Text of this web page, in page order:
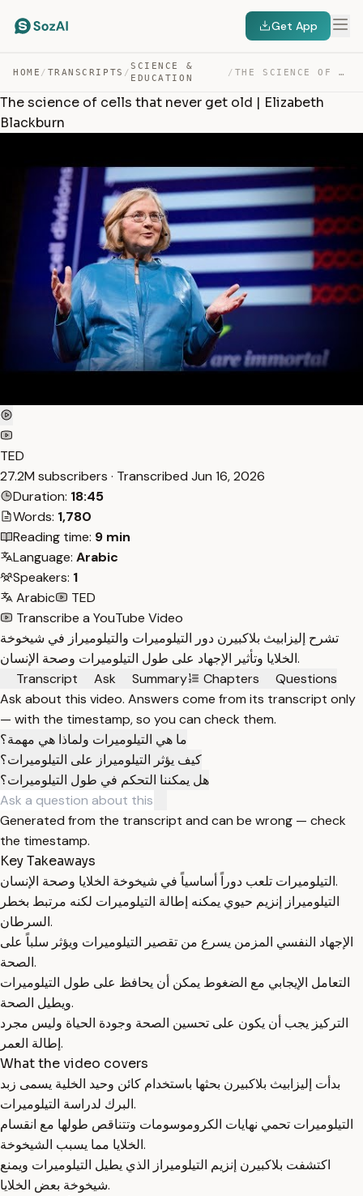
Get App
HOME / TRANSCRIPTS /
SCIENCE &
EDUCATION
/ THE SCIENCE OF CELLS THAT NEVER GET OLD | ELIZABETH BLA… — TRANSCRIPT
The science of cells that never get old | Elizabeth
Blackburn
TED
27.2M subscribers · Transcribed Jun 16, 2026
Duration: 18:45
Words: 1,780
Reading time: 9 min
Language: Arabic
Speakers: 1
Arabic
TED
Transcribe a YouTube Video
تشرح إليزابيث بلاكبيرن دور التيلوميرات والتيلوميراز في شيخوخة
الخلايا وتأثير الإجهاد على طول التيلوميرات وصحة الإنسان.
Transcript
Ask Summary Chapters
Questions
Ask about this video. Answers come from its transcript only
— with the timestamp, so you can check them.
ما هي التيلوميرات ولماذا هي مهمة؟
كيف يؤثر التيلوميراز على التيلوميرات؟
هل يمكننا التحكم في طول التيلوميرات؟
Generated from the transcript and can be wrong — check
the timestamp.
Key Takeaways
التيلوميرات تلعب دوراً أساسياً في شيخوخة الخلايا وصحة الإنسان.
التيلوميراز إنزيم حيوي يمكنه إطالة التيلوميرات لكنه مرتبط بخطر
السرطان.
الإجهاد النفسي المزمن يسرع من تقصير التيلوميرات ويؤثر سلباً على
الصحة.
التعامل الإيجابي مع الضغوط يمكن أن يحافظ على طول التيلوميرات
ويطيل الصحة.
التركيز يجب أن يكون على تحسين الصحة وجودة الحياة وليس مجرد
إطالة العمر.
What the video covers
بدأت إليزابيث بلاكبيرن بحثها باستخدام كائن وحيد الخلية يسمى زبد
البرك لدراسة التيلوميرات.
التيلوميرات تحمي نهايات الكروموسومات وتتناقص طولها مع انقسام
الخلايا مما يسبب الشيخوخة.
اكتشفت بلاكبيرن إنزيم التيلوميراز الذي يطيل التيلوميرات ويمنع
شيخوخة بعض الخلايا.